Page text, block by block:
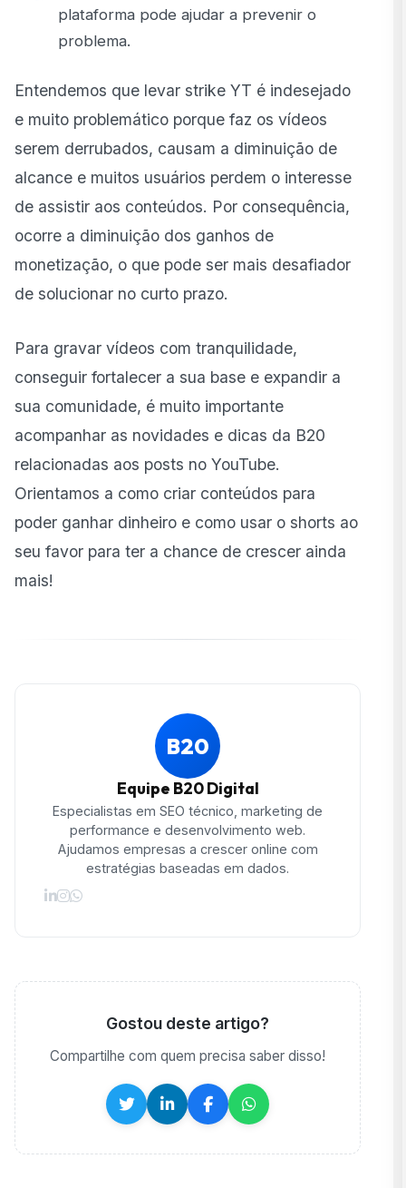
plataforma pode ajudar a prevenir o
problema.
Entendemos que levar strike YT é indesejado
e muito problemático porque faz os vídeos
serem derrubados, causam a diminuição de
alcance e muitos usuários perdem o interesse
de assistir aos conteúdos. Por consequência,
ocorre a diminuição dos ganhos de
monetização, o que pode ser mais desafiador
de solucionar no curto prazo.
Para gravar vídeos com tranquilidade,
conseguir fortalecer a sua base e expandir a
sua comunidade, é muito importante
acompanhar as novidades e dicas da B20
relacionadas aos posts no YouTube.
Orientamos a como criar conteúdos para
poder ganhar dinheiro e como usar o shorts ao
seu favor para ter a chance de crescer ainda
mais!
B20
Equipe B20 Digital
Especialistas em SEO técnico, marketing de
performance e desenvolvimento web.
Ajudamos empresas a crescer online com
estratégias baseadas em dados.
Gostou deste artigo?
Compartilhe com quem precisa saber disso!